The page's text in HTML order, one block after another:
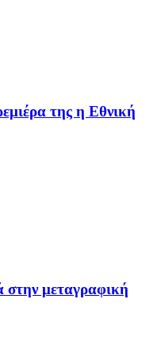
της η Εθνική
στην μεταγραφική